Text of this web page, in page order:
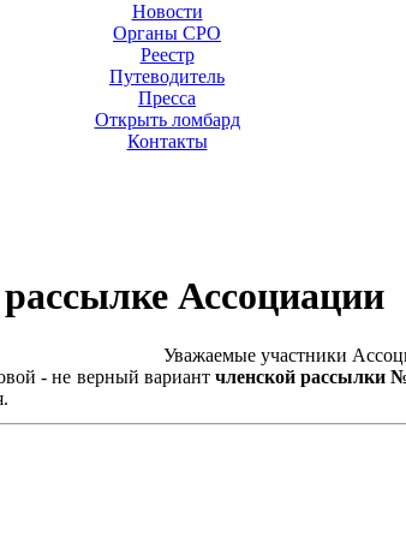
Новости
Органы СРО
Реестр
Путеводитель
Пресса
Открыть ломбард
Контакты
Ассоциации
Уважаемые участники
- не верный вариант членской рассылки